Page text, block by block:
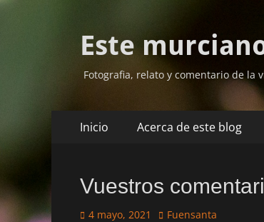
Este
Fotografia, relato y comentario de la
Menú
Saltar
Inicio Acerca de este blog
Vuestros
Publicado
4 mayo, 2021 Autor
Fuensanta